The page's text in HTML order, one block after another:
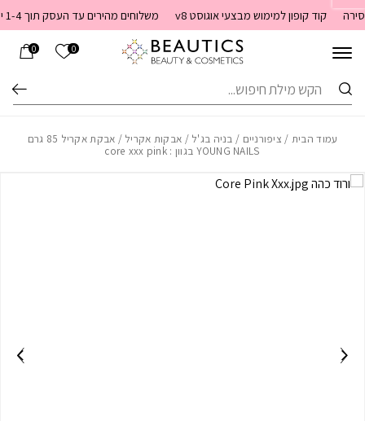
Skip to Content
קוד קופון למימוש מבצעי אוגוסט v8 משלוחים מהירים עד העסק תוך 1-4 ימי עסקים. משלוחים חינם מעל 399 שקלים חדש באתר! ניתן לשלם במזומן לשליח בעת המסירה
0 הרשימה
0
חיפוש
עמוד הבית / ציפורניים / בניה בג'ל / אבקות אקריל
/ אבקת אקריל 85 גרם
YOUNG NAILS בגוון : core xxx pink
בחזרה למעלה